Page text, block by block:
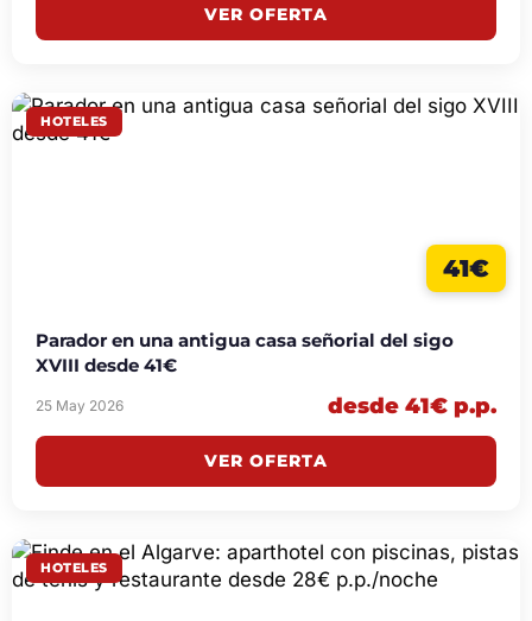
VER OFERTA
HOTELES
41€
Parador en una antigua casa señorial del sigo
XVIII desde 41€
25 May 2026 desde 41€ p.p.
VER OFERTA
HOTELES